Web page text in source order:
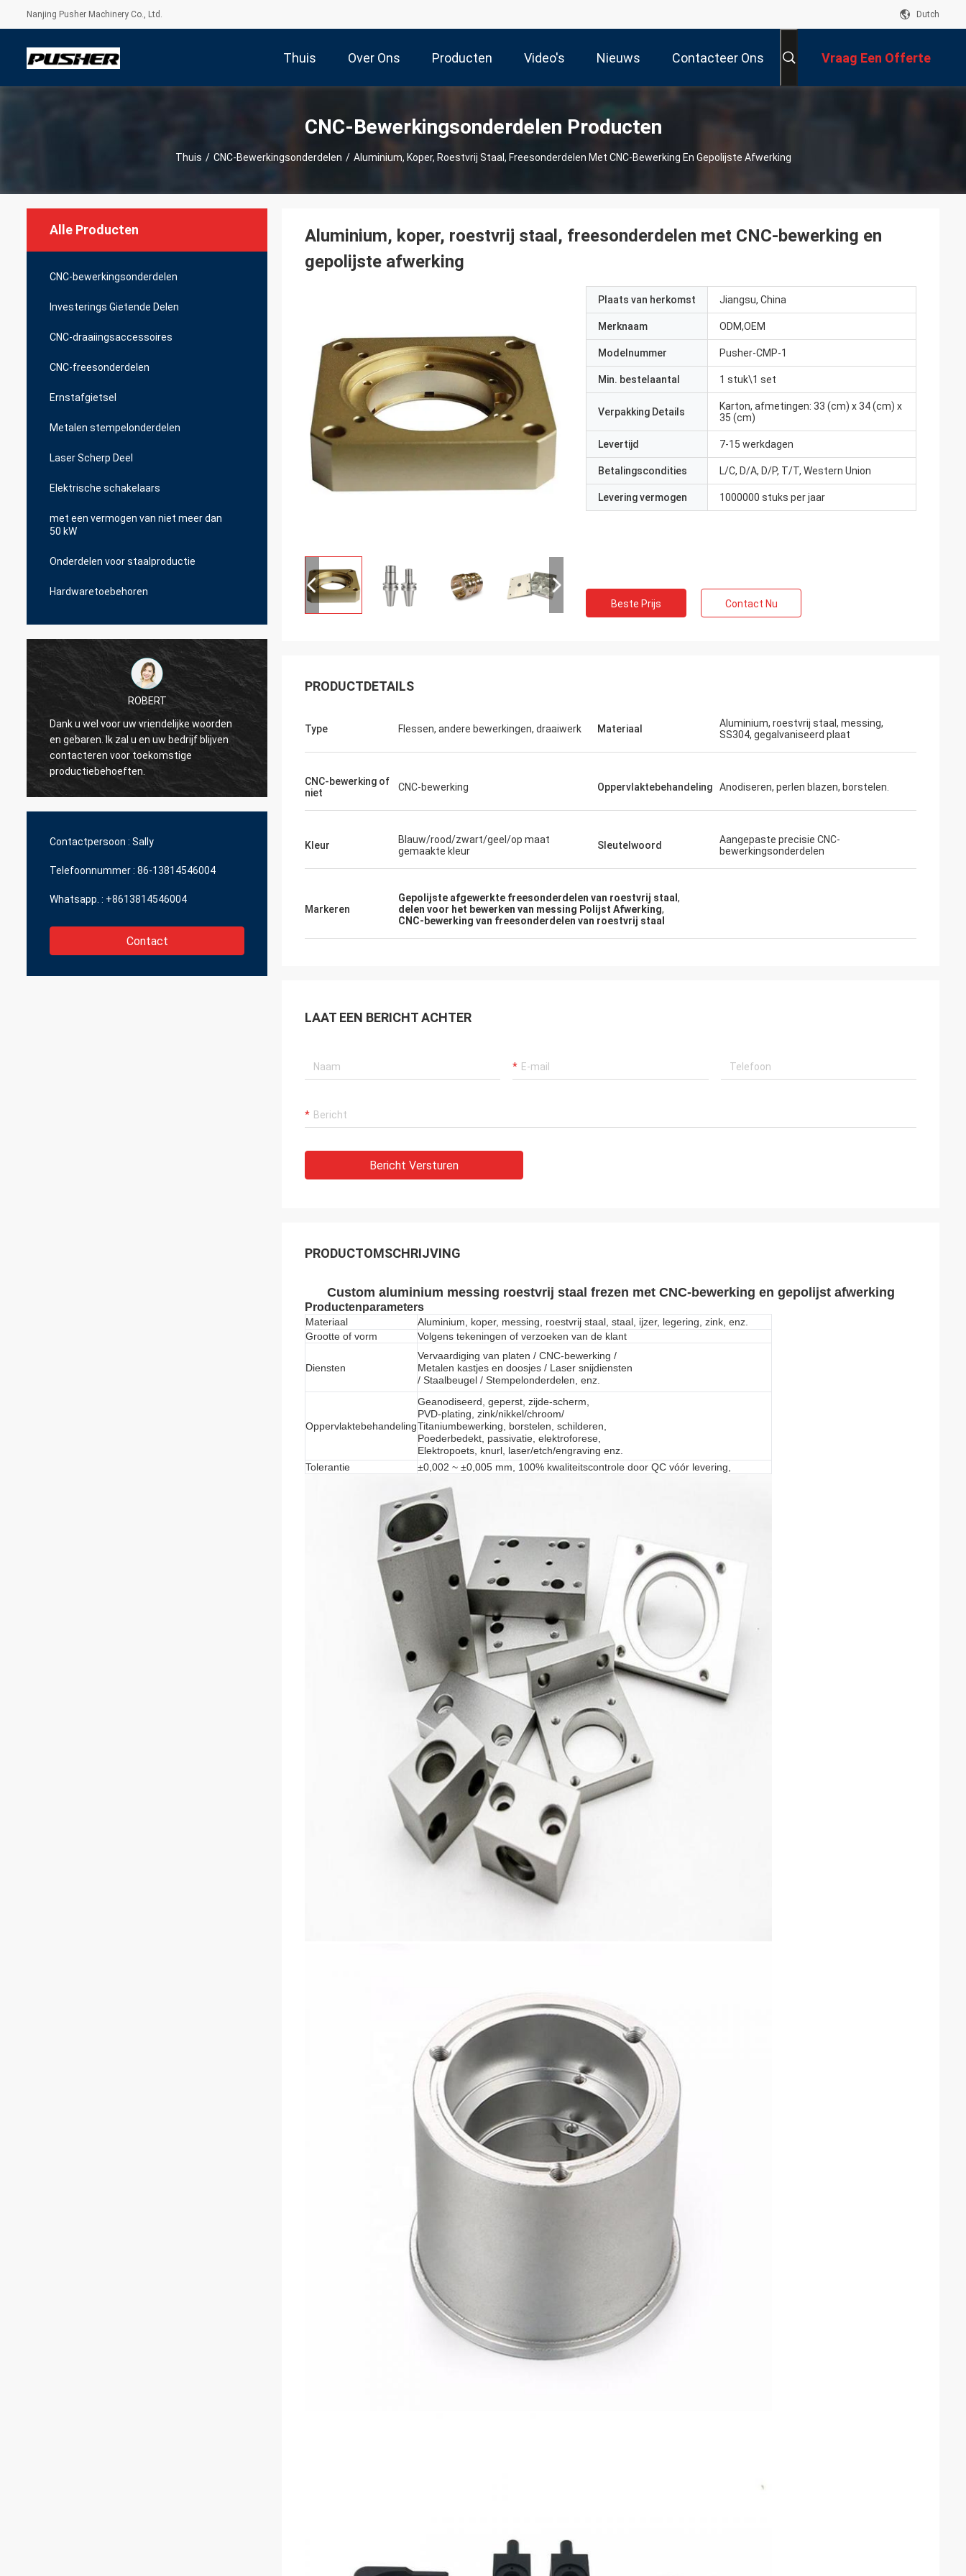
Nanjing Pusher Machinery Co., Ltd. Dutch
Thuis Over Ons Producten Video's Nieuws Contacteer Ons Vraag Een Offerte
CNC-Bewerkingsonderdelen Producten
Thuis / CNC-Bewerkingsonderdelen / Aluminium, Koper, Roestvrij Staal, Freesonderdelen Met CNC-Bewerking En Gepolijste Afwerking
Alle Producten
CNC-bewerkingsonderdelen
Investerings Gietende Delen
CNC-draaiingsaccessoires
CNC-freesonderdelen
Ernstafgietsel
Metalen stempelonderdelen
Laser Scherp Deel
Elektrische schakelaars
met een vermogen van niet meer dan
50 kW
Onderdelen voor staalproductie
Hardwaretoebehoren
ROBERT
Dank u wel voor uw vriendelijke woorden
en gebaren. Ik zal u en uw bedrijf blijven
contacteren voor toekomstige
productiebehoeften.
erg aardig en behulpzaam voor ons zijn.
uitstekende communicatie.
Contactpersoon : Sally
Telefoonnummer : 86-13814546004
Whatsapp. : +8613814546004
Contact
Aluminium, koper, roestvrij staal, freesonderdelen met CNC-bewerking en
gepolijste afwerking
Plaats van herkomst Jiangsu, China
Merknaam ODM,OEM
Modelnummer Pusher-CMP-1
Min. bestelaantal 1 stuk\1 set
Verpakking Details
Karton, afmetingen: 33 (cm) x 34 (cm) x
35 (cm)
Levertijd 7-15 werkdagen
Betalingscondities L/C, D/A, D/P, T/T, Western Union
Levering vermogen 1000000 stuks per jaar
Beste Prijs Contact Nu
PRODUCTDETAILS
Type Flessen, andere bewerkingen, draaiwerk Materiaal
Aluminium, roestvrij staal, messing,
SS304, gegalvaniseerd plaat
CNC-bewerking of
niet
CNC-bewerking Oppervlaktebehandeling Anodiseren, perlen blazen, borstelen.
Kleur
Blauw/rood/zwart/geel/op maat
gemaakte kleur
Sleutelwoord
Aangepaste precisie CNC-
bewerkingsonderdelen
Markeren
Gepolijste afgewerkte freesonderdelen van roestvrij staal ,
delen voor het bewerken van messing Polijst Afwerking,
CNC-bewerking van freesonderdelen van roestvrij staal
LAAT EEN BERICHT ACHTER
Bericht Versturen
PRODUCTOMSCHRIJVING
Custom aluminium messing roestvrij staal frezen met CNC-bewerking en gepolijst afwerking
Productenparameters
Materiaal
Aluminium, koper, messing, roestvrij staal, staal, ijzer, legering, zink, enz.
Grootte of vorm
Volgens tekeningen of verzoeken van de klant
Diensten
Vervaardiging van platen / CNC-bewerking /
Metalen kastjes en doosjes / Laser snijdiensten
/ Staalbeugel / Stempelonderdelen, enz.
Oppervlaktebehandeling
Geanodiseerd, geperst, zijde-scherm,
PVD-plating, zink/nikkel/chroom/
Titaniumbewerking, borstelen, schilderen,
Poederbedekt, passivatie, elektroforese,
Elektropoets, knurl, laser/etch/engraving enz.
Tolerantie
±0,002 ~ ±0,005 mm, 100% kwaliteitscontrole door QC vóór levering,